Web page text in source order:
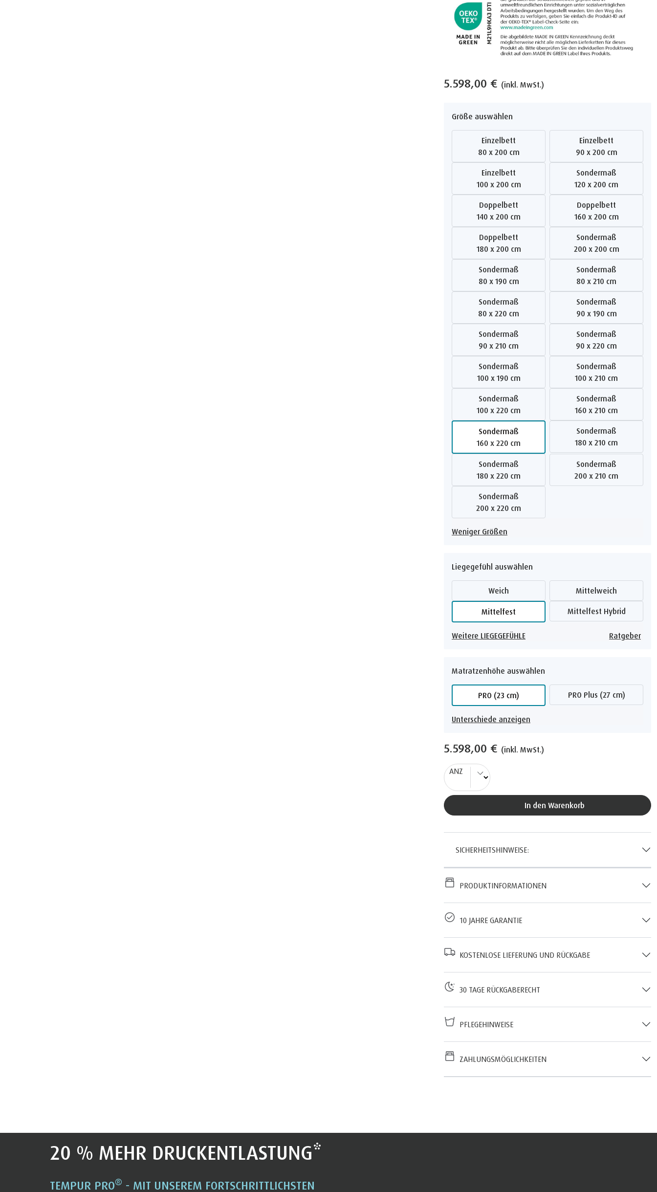
5.598,00 € (inkl. MwSt.)
Größe auswählen
Einzelbett
80 x 200 cm
Einzelbett
90 x 200 cm
Einzelbett
100 x 200 cm
Sondermaß
120 x 200 cm
Doppelbett
140 x 200 cm
Doppelbett
160 x 200 cm
Doppelbett
180 x 200 cm
Sondermaß
200 x 200 cm
Sondermaß
80 x 190 cm
Sondermaß
80 x 210 cm
Sondermaß
80 x 220 cm
Sondermaß
90 x 190 cm
Sondermaß
90 x 210 cm
Sondermaß
90 x 220 cm
Sondermaß
100 x 190 cm
Sondermaß
100 x 210 cm
Sondermaß
100 x 220 cm
Sondermaß
160 x 210 cm
Sondermaß
160 x 220 cm
Sondermaß
180 x 210 cm
Sondermaß
180 x 220 cm
Sondermaß
200 x 210 cm
Sondermaß
200 x 220 cm
Weniger Größen
Liegegefühl auswählen
Weich Mittelweich
Mittelfest Mittelfest Hybrid
Weitere LIEGEGEFÜHLE Ratgeber
Matratzenhöhe auswählen
PRO (23 cm) PRO Plus (27 cm)
Unterschiede anzeigen
5.598,00 € (inkl. MwSt.)
ANZ
In den Warenkorb
SICHERHEITSHINWEISE:
PRODUKTINFORMATIONEN
10 JAHRE GARANTIE
KOSTENLOSE LIEFERUNG UND RÜCKGABE
30 TAGE RÜCKGABERECHT
PFLEGEHINWEISE
ZAHLUNGSMÖGLICHKEITEN
20 % MEHR DRUCKENTLASTUNG*
TEMPUR PRO® - MIT UNSEREM FORTSCHRITTLICHSTEN